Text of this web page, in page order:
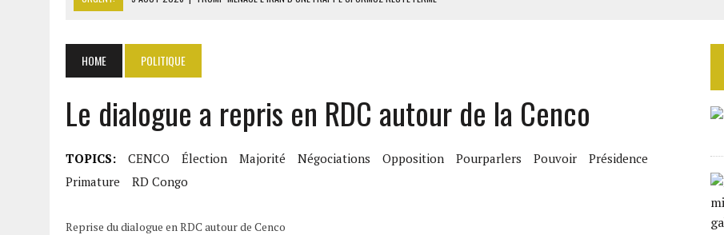
5 AOÛT 2026 | SÉNÉGAL : LANSANA GAGNY SAKHO PREND SES DISTANCES AVEC SONKO
5 AOÛT 2026
LA CÔTE D’IVOIRE IMPOSE LE PAQUET NEUTRE POUR LES CIGARETTES
HOME POLITIQUE
Le dialogue a repris en RDC autour de la Cenco
TOPICS: CENCO Élection Majorité Négociations Opposition Pourparlers Pouvoir
Présidence
Primature
RD Congo
Reprise du dialogue en RDC autour de Cenco